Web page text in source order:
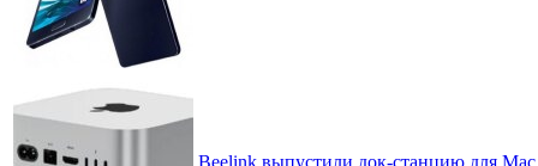
Beelink выпустили док-станцию для